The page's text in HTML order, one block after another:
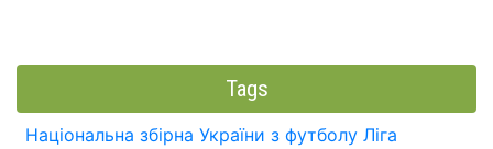
Tags
Національна збірна України з футболу Ліга